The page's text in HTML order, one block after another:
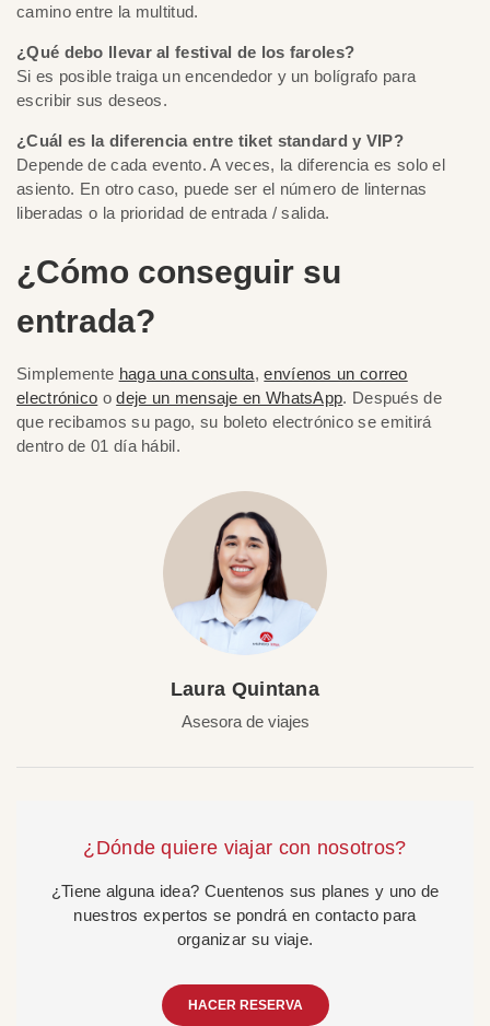
camino entre la multitud.
¿Qué debo llevar al festival de los faroles?
Si es posible traiga un encendedor y un bolígrafo para
escribir sus deseos.
¿Cuál es la diferencia entre tiket standard y VIP?
Depende de cada evento. A veces, la diferencia es solo el
asiento. En otro caso, puede ser el número de linternas
liberadas o la prioridad de entrada / salida.
¿Cómo conseguir su
entrada?
Simplemente haga una consulta,envíenos un correo
electrónico odeje un mensaje en WhatsApp. Después de
que recibamos su pago, su boleto electrónico se emitirá
dentro de 01 día hábil.
Laura Quintana
Asesora de viajes
¿Dónde quiere viajar con nosotros?
¿Tiene alguna idea? Cuentenos sus planes y uno de
nuestros expertos se pondrá en contacto para
organizar su viaje.
HACER RESERVA